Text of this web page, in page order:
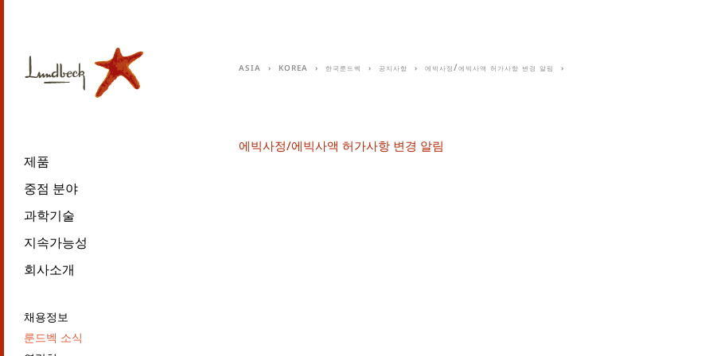
제품
중점 분야
과학기술
지속가능성
회사소개
채용정보
룬드벡 소식
Asia Korea 한국룬드벡 공지사항 에빅사정/에빅사액 허가사항 변경 알림
에빅사정/에빅사액 허가사항 변경 알림